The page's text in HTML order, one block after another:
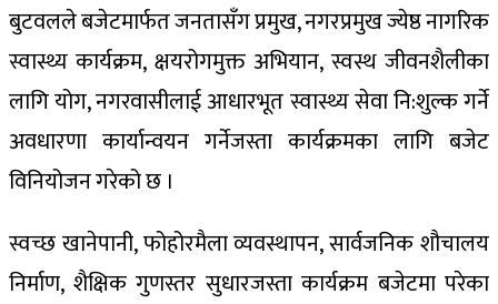
बुटवलले बजेटमार्फत जनतासँग प्रमुख, नगरप्रमुख ज्येष्ठ नागरिक
स्वास्थ्य कार्यक्रम, क्षयरोगमुक्त अभियान, स्वस्थ जीवनशैलीका
लागि योग, नगरवासीलाई आधारभूत स्वास्थ्य सेवा नि:शुल्क गर्ने
अवधारणा कार्यान्वयन गर्नेजस्ता कार्यक्रमका लागि बजेट
विनियोजन गरेको छ ।
स्वच्छ खानेपानी, फोहोरमैला व्यवस्थापन, सार्वजनिक शौचालय
निर्माण, शैक्षिक गुणस्तर सुधारजस्ता कार्यक्रम बजेटमा परेका